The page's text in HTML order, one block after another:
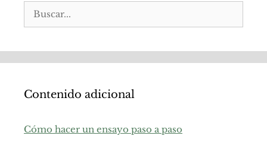
Buscar:
Contenido adicional
Cómo hacer un ensayo paso a paso